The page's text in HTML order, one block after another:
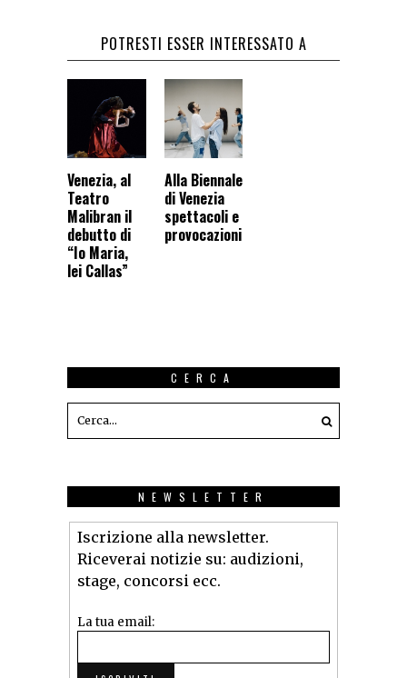
POTRESTI ESSER INTERESSATO A
Venezia, al
Teatro
Malibran il
debutto di
“Io Maria,
lei Callas”
Alla Biennale
di Venezia
spettacoli e
provocazioni
CERCA
NEWSLETTER
Iscrizione alla newsletter.
Riceverai notizie su: audizioni,
stage, concorsi ecc.
La tua email: